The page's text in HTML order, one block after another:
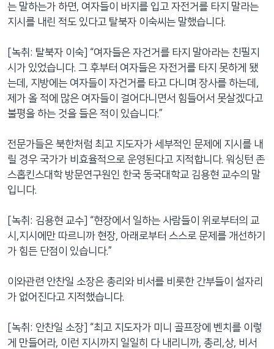
는 말하는가 하면, 여자들이 바지를 입고 자전거를 타지 말라는
지시를 내린 적도 있다고 탈북자 이숙씨는 말했습니다.
[녹취: 탈북자 이숙] “여자들은 자건거를 타지 말아라는 친필지
시가 있었습니다. 그 후부터 여자들은 자전거를 타지 못하게 됐
는데, 지방에는 여자들이 자건거를 타고 다니며 장사를 하는데,
제가 올 적에 많은 여자들이 걸어다니면서 힘들어서 못살겠다고
불평을 하는 것을 들은 적이 있습니다.”
전문가들은 북한처럼 최고 지도자가 세부적인 문제에 지시를 내
릴 경우 국가가 비효율적으로 운영된다고 지적합니다. 워싱턴 존
스홉킨스대학 방문연구원인 한국 동국대학교 김용현 교수의 말
입니다.
[녹취: 김용현 교수] “현장에서 일하는 사람들이 위로부터의 교
시,지시에만 따르니까 현장, 아래로부터 스스로 문제를 개선하기
가 힘든 단점이 있습니다.”
이와관련 안찬일 소장은 총리와 비서를 비롯한 간부들이 설자리
가 없어진다고 지적했습니다.
[녹취: 안찬일 소장] “최고 지도자가 미니 골프장에 벤치를 이렇
게 만들어라, 이런 지시까지 일일히 다 내리니까, 총리,상, 비서